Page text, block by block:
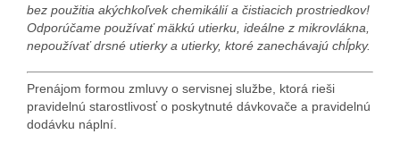
bez použitia akýchkoľvek chemikálií a čistiacich prostriedkov!
Odporúčame používať mäkkú utierku, ideálne z mikrovlákna,
nepoužívať drsné utierky a utierky, ktoré zanechávajú chĺpky.
Prenájom formou zmluvy o servisnej službe, ktorá rieši
pravidelnú starostlivosť o poskytnuté dávkovače a pravidelnú
dodávku náplní.